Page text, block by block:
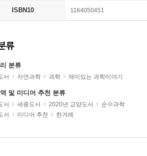
ISBN10 1164050451
류
분류
서 자연과학 과학 재미있는 과학이야기
및 미디어 추천 분류
서 세종도서 2020년 교양도서
순수과학
서
미디어 추천 한겨레